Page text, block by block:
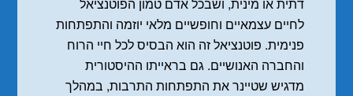
דתית או מינית, ושבכל אדם טמון הפוטנציאל
לחיים עצמאיים וחופשיים מלאי יוזמה והתפתחות
פנימית. פוטנציאל זה הוא הבסיס לכל חיי הרוח
והחברה האנושיים. גם בראייתו ההיסטורית
מדגיש שטיינר את התפתחות התרבות, במהלך